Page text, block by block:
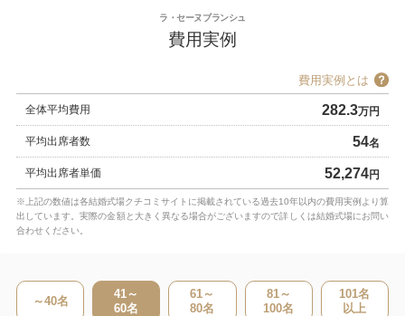
ラ・セーヌブランシュ
費用実例
費用実例とは
全体平均費用 282.3万円
平均出席者数 54名
平均出席者単価 52,274円
※上記の数値は各結婚式場クチコミサイトに掲載されている過去10年以内の費用実例より算
出しています。実際の金額と大きく異なる場合がございますので詳しくは結婚式場にお問い
合わせください。
～40名
41～
60名
61～
80名
81～
100名
101名
以上